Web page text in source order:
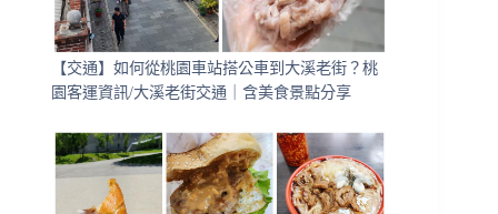
【交通】如何從桃園車站搭公車到大溪老街？桃
園客運資訊/大溪老街交通｜含美食景點分享